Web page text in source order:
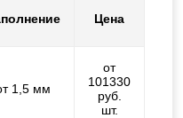
Цена
1,5 мм
от
101330
руб.
шт.